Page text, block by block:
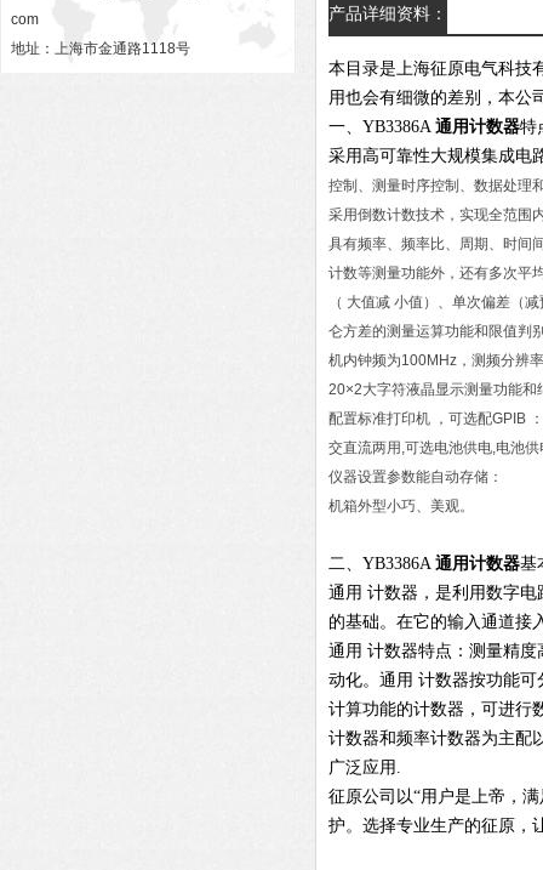
com
地址：上海市金通路1118号
产品详细资料：
本目录是上海征原电气科技
用也会有细微的差别，本公
一、YB3386A 通用计数器特
采用高可靠性大规模集成电
控制、测量时序控制、数据处理
采用倒数计数技术，实现全范围
具有频率、频率比、周期、时间
计数等测量功能外，还有多次平
（ 大值减 小值）、单次偏差（
仑方差的测量运算功能和限值判
机内钟频为100MHz，测频分辨
20×2大字符液晶显示测量功能和
配置标准打印机 ，可选配GPIB ：
交直流两用,可选电池供电,电池
仪器设置参数能自动存储：
机箱外型小巧、美观。
二、YB3386A 通用计数器基
通用 计数器 ，是利用数字
的基础。在它的输入通道接
通用 计数器特点：测量精
动化。通用 计数器按功能
计算功能的计数器，可进行
计数器和频率计数器为主配
广泛应用.
征原公司以“用户是上帝，
护。选择专业生产的征原，